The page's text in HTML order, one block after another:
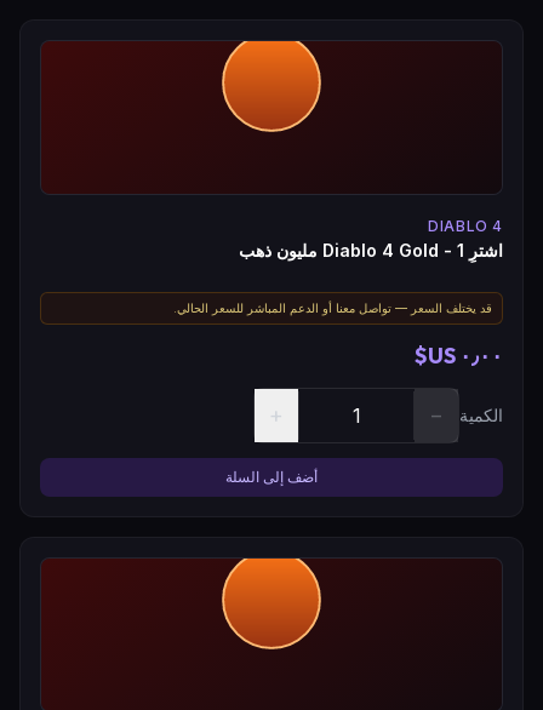
DIABLO 4
اشترِ Diablo 4 Gold - 1 مليون ذهب
قد يختلف السعر — تواصل معنا أو الدعم المباشر للسعر الحالي.
٠٫٠٠ US$
الكمية −
+
أضف إلى السلة